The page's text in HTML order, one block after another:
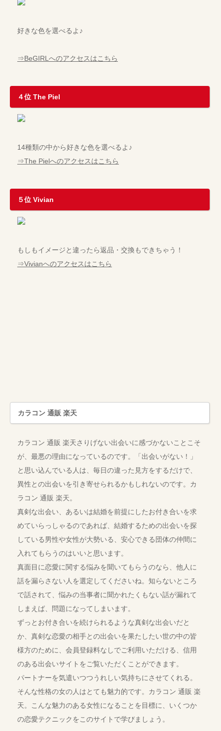
好きな色を選べるよ♪
⇒BeGIRLへのアクセスはこちら
４位 The Piel
14種類の中から好きな色を選べるよ♪
⇒The Pielへのアクセスはこちら
５位 Vivian
もしもイメージと違ったら返品・交換もできちゃう！
⇒Vivianへのアクセスはこちら
カラコン 通販 楽天
カラコン 通販 楽天さりげない出会いに感づかないことこそ
が、最悪の理由になっているのです。「出会いがない！」
と思い込んでいる人は、毎日の違った見方をするだけで、
異性との出会いを引き寄せられるかもしれないのです。カ
ラコン 通販 楽天。
真剣な出会い、あるいは結婚を前提にしたお付き合いを求
めていらっしゃるのであれば、結婚するための出会いを探
している男性や女性が大勢いる、安心できる団体の仲間に
入れてもらうのはいいと思います。
真面目に恋愛に関する悩みを聞いてもらうのなら、他人に
話を漏らさない人を選定してくださいね。知らないところ
で話されて、悩みの当事者に聞かれたくもない話が漏れて
しまえば、問題になってしまいます。
ずっとお付き合いを続けられるような真剣な出会いだと
か、真剣な恋愛の相手との出会いを果たしたい世の中の皆
様方のために、会員登録料なしでご利用いただける、信用
のある出会いサイトをご覧いただくことができます。
パートナーを気遣いつつうれしい気持ちにさせてくれる。
そんな性格の女の人はとても魅力的です。カラコン 通販 楽
天。こんな魅力のある女性になることを目標に、いくつか
の恋愛テクニックをこのサイトで学びましょう。